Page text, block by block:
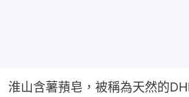
淮山含薯蕷皂，被稱為天然的